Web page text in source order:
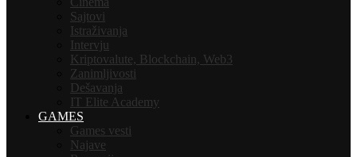
Sajtovi
Istraživanja
Intervju
Kriptovalute, Blockchain, Web3
Zanimljivosti
Dešavanja
IT Elite Academy
GAMES
Games vesti
Najave